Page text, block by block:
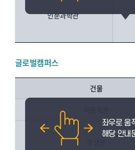
인문과학관
글로벌캠퍼스
건물